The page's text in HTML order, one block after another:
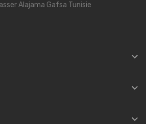
Alajama Gafsa Tunisie


